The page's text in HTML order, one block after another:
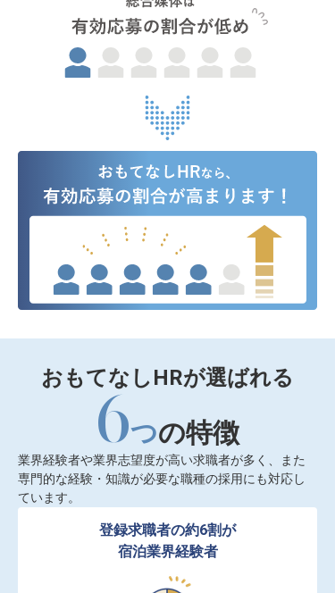
おもてなしHRが選ばれる
6つの特徴
業界経験者や業界志望度が高い求職者が多く、また
専門的な経験・知識が必要な職種の採用にも対応し
ています。
登録求職者の約6割が
宿泊業界経験者